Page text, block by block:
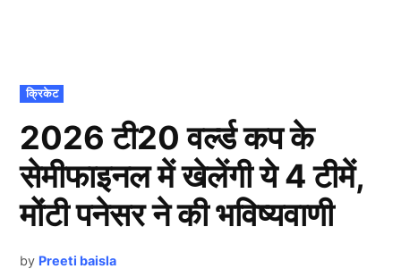
POSTED
IN
क्रिकेट
2026 टी20 वर्ल्ड कप के
सेमीफाइनल में खेलेंगी ये 4 टीमें,
मोंटी पनेसर ने की भविष्यवाणी
by Preeti baisla